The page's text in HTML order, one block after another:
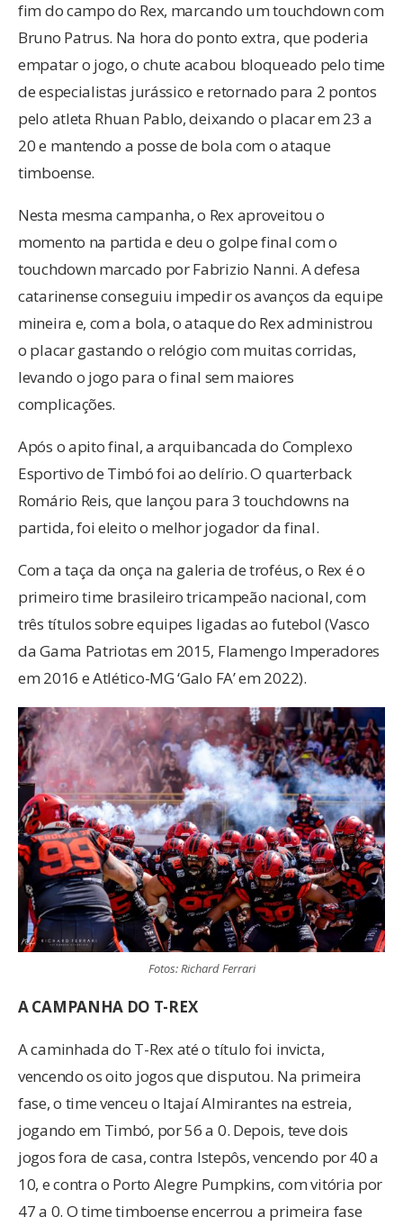
fim do campo do Rex, marcando um touchdown com
Bruno Patrus. Na hora do ponto extra, que poderia
empatar o jogo, o chute acabou bloqueado pelo time
de especialistas jurássico e retornado para 2 pontos
pelo atleta Rhuan Pablo, deixando o placar em 23 a
20 e mantendo a posse de bola com o ataque
timboense.
Nesta mesma campanha, o Rex aproveitou o
momento na partida e deu o golpe final com o
touchdown marcado por Fabrizio Nanni. A defesa
catarinense conseguiu impedir os avanços da equipe
mineira e, com a bola, o ataque do Rex administrou
o placar gastando o relógio com muitas corridas,
levando o jogo para o final sem maiores
complicações.
Após o apito final, a arquibancada do Complexo
Esportivo de Timbó foi ao delírio. O quarterback
Romário Reis, que lançou para 3 touchdowns na
partida, foi eleito o melhor jogador da final.
Com a taça da onça na galeria de troféus, o Rex é o
primeiro time brasileiro tricampeão nacional, com
três títulos sobre equipes ligadas ao futebol (Vasco
da Gama Patriotas em 2015, Flamengo Imperadores
em 2016 e Atlético-MG ‘Galo FA’ em 2022).
Fotos: Richard Ferrari
A CAMPANHA DO T-REX
A caminhada do T-Rex até o título foi invicta,
vencendo os oito jogos que disputou. Na primeira
fase, o time venceu o Itajaí Almirantes na estreia,
jogando em Timbó, por 56 a 0. Depois, teve dois
jogos fora de casa, contra Istepôs, vencendo por 40 a
10, e contra o Porto Alegre Pumpkins, com vitória por
47 a 0. O time timboense encerrou a primeira fase